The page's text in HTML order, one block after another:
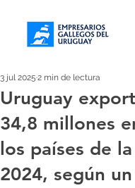
Uruguay
34,8 millones
los países de
2024, según
3 jul 2025 2 min de lectura